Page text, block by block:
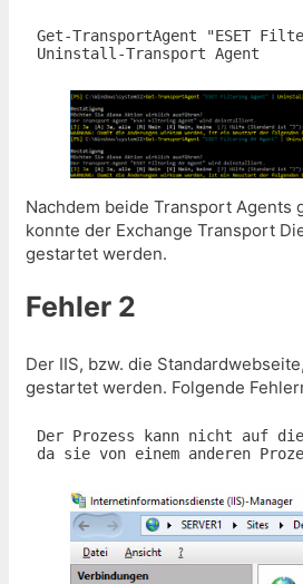
Get-TransportAgent "ESET
Uninstall-Transport Agent
Nachdem beide Transport Agents
konnte der Exchange Transport
gestartet werden.
Fehler 2
Der IIS, bzw. die
gestartet werden. Folgende
Der Prozess kann nicht auf
da sie von einem anderen